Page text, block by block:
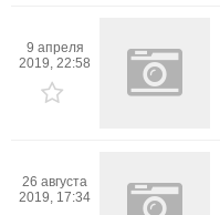
9 апреля
2019, 22:58
26 августа
2019, 17:34